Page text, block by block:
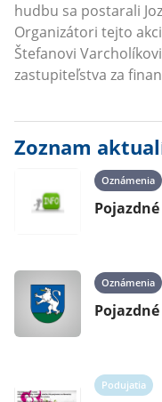
hudbu sa postarali
Organizátori tejto
Štefanovi
zastupiteľstva za
Zoznam
Oznámenia
Oznámenia
Podujatia